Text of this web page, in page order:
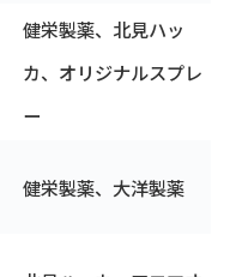
健栄製薬、北見ハッ
カ、オリジナルスプレ
ー
健栄製薬、大洋製薬